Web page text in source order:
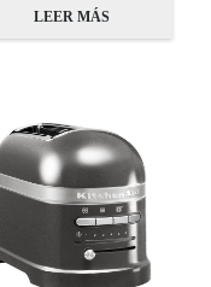
LEER MÁS